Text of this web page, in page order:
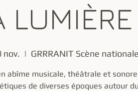
nov.
  |
GRRRANIT Scène nationale
abîme musicale, théâtrale et
de diverses époques autour